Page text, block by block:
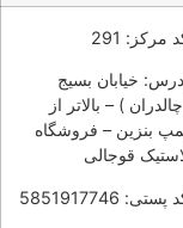
291
خیابان بسیج
) – بالاتر از
بنزین – فروشگاه
قوجالی
5851917746